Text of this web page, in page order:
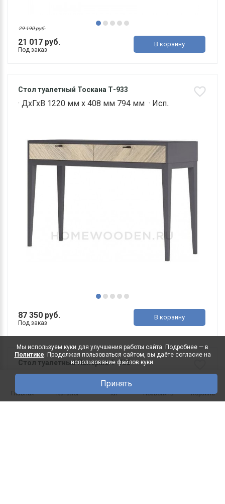
21 017 руб.
29 190 руб.
Под заказ
В корзину
Стол туалетный Тоскана Т-933
· ДхГхВ 1220 мм х 408 мм 794 мм · Исп..
87 350 руб.
Под заказ
В корзину
Стол туалетный Палермо Т-733
· ДхГхВ 1310 мм х 420 мм 768 мм · Исп..
Мы используем куки для улучшения работы сайта. Подробнее — в
Политике. Продолжая пользоваться сайтом, вы даёте согласие на
использование файлов куки.
Принять
Главная Каталог Чат Позвонить Корзина